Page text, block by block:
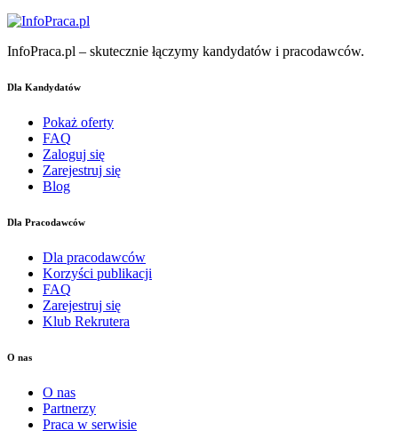
InfoPraca.pl – skutecznie łączymy kandydatów i pracodawców.
Dla Kandydatów
Pokaż oferty
FAQ
Zaloguj się
Zarejestruj się
Blog
Dla Pracodawców
Dla pracodawców
Korzyści publikacji
FAQ
Zarejestruj się
Klub Rekrutera
O nas
O nas
Partnerzy
Praca w serwisie